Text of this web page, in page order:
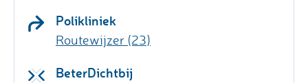
Polikliniek
Routewijzer (23)
BeterDichtbij